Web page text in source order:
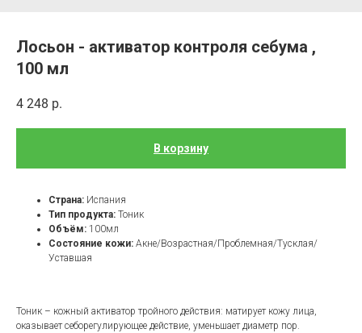
Лосьон - активатор контроля себума ,
100 мл
4 248 р.
В корзину
Страна: Испания
Тип продукта: Тоник
Объём: 100мл
Состояние кожи: Акне/Возрастная/Проблемная/Тусклая/
Уставшая
Тоник – кожный активатор тройного действия: матирует кожу лица,
оказывает себорегулирующее действие, уменьшает диаметр пор.